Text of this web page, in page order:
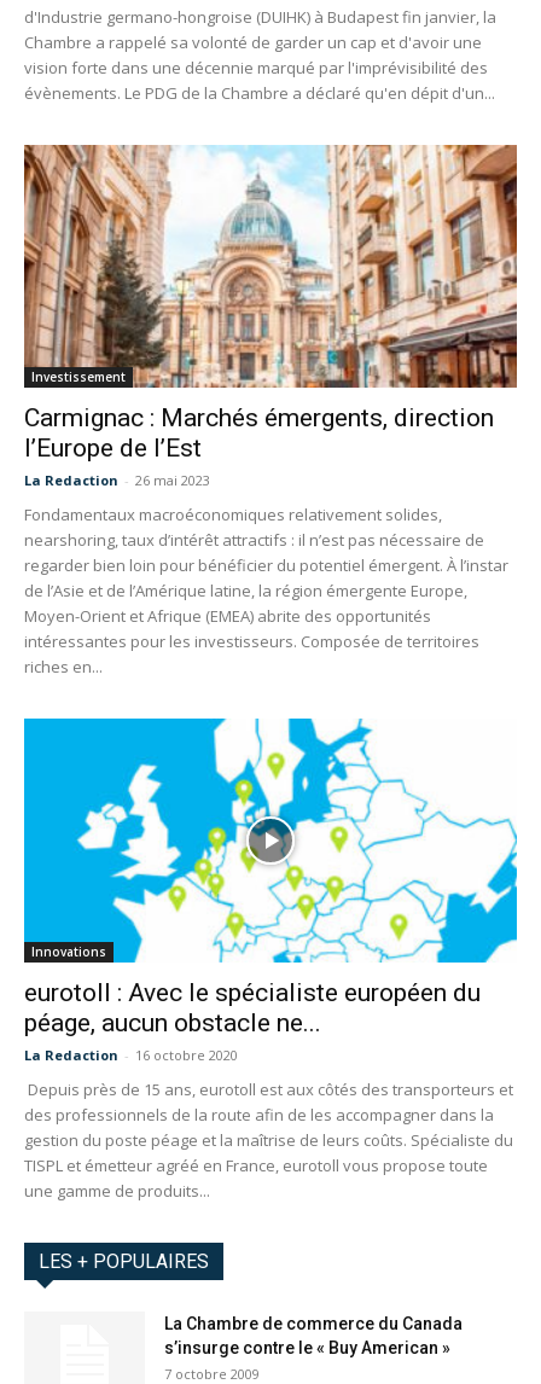
d'Industrie germano-hongroise (DUIHK) à Budapest fin janvier, la
Chambre a rappelé sa volonté de garder un cap et d'avoir une
vision forte dans une décennie marqué par l'imprévisibilité des
évènements. Le PDG de la Chambre a déclaré qu'en dépit d'un...
Investissement
Carmignac : Marchés émergents, direction
l’Europe de l’Est
La Redaction - 26 mai 2023
Fondamentaux macroéconomiques relativement solides,
nearshoring, taux d’intérêt attractifs : il n’est pas nécessaire de
regarder bien loin pour bénéficier du potentiel émergent. À l’instar
de l’Asie et de l’Amérique latine, la région émergente Europe,
Moyen-Orient et Afrique (EMEA) abrite des opportunités
intéressantes pour les investisseurs. Composée de territoires
riches en...
Innovations
eurotoll : Avec le spécialiste européen du
péage, aucun obstacle ne...
La Redaction - 16 octobre 2020
Depuis près de 15 ans, eurotoll est aux côtés des transporteurs et
des professionnels de la route afin de les accompagner dans la
gestion du poste péage et la maîtrise de leurs coûts. Spécialiste du
TISPL et émetteur agréé en France, eurotoll vous propose toute
une gamme de produits...
LES + POPULAIRES
La Chambre de commerce du Canada
s’insurge contre le « Buy American »
7 octobre 2009